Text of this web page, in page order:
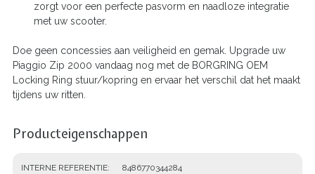
zorgt voor een perfecte pasvorm en naadloze integratie
met uw scooter.
Doe geen concessies aan veiligheid en gemak. Upgrade uw
Piaggio Zip 2000 vandaag nog met de BORGRING OEM
Locking Ring stuur/kopring en ervaar het verschil dat het maakt
tijdens uw ritten.
Producteigenschappen
INTERNE REFERENTIE 8486770344284